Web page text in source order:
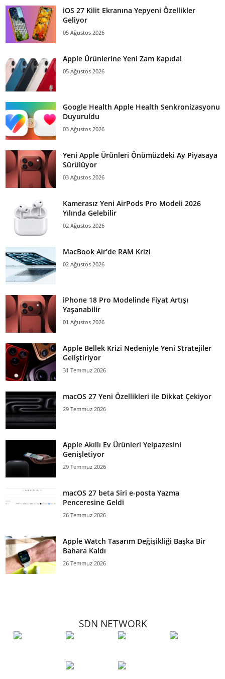
iOS 27 Kilit Ekranına Yepyeni Özellikler
Geliyor
05 Ağustos 2026
Apple Ürünlerine Yeni Zam Kapıda!
05 Ağustos 2026
Google Health Apple Health Senkronizasyonu
Duyuruldu
03 Ağustos 2026
Yeni Apple Ürünleri Önümüzdeki Ay Piyasaya
Sürülüyor
03 Ağustos 2026
Kamerasız Yeni AirPods Pro Modeli 2026
Yılında Gelebilir
02 Ağustos 2026
MacBook Air’de RAM Krizi
02 Ağustos 2026
iPhone 18 Pro Modelinde Fiyat Artışı
Yaşanabilir
01 Ağustos 2026
Apple Bellek Krizi Nedeniyle Yeni Stratejiler
Geliştiriyor
31 Temmuz 2026
macOS 27 Yeni Özellikleri ile Dikkat Çekiyor
29 Temmuz 2026
Apple Akıllı Ev Ürünleri Yelpazesini
Genişletiyor
29 Temmuz 2026
macOS 27 beta Siri e-posta Yazma
Penceresine Geldi
26 Temmuz 2026
Apple Watch Tasarım Değişikliği Başka Bir
Bahara Kaldı
26 Temmuz 2026
SDN NETWORK